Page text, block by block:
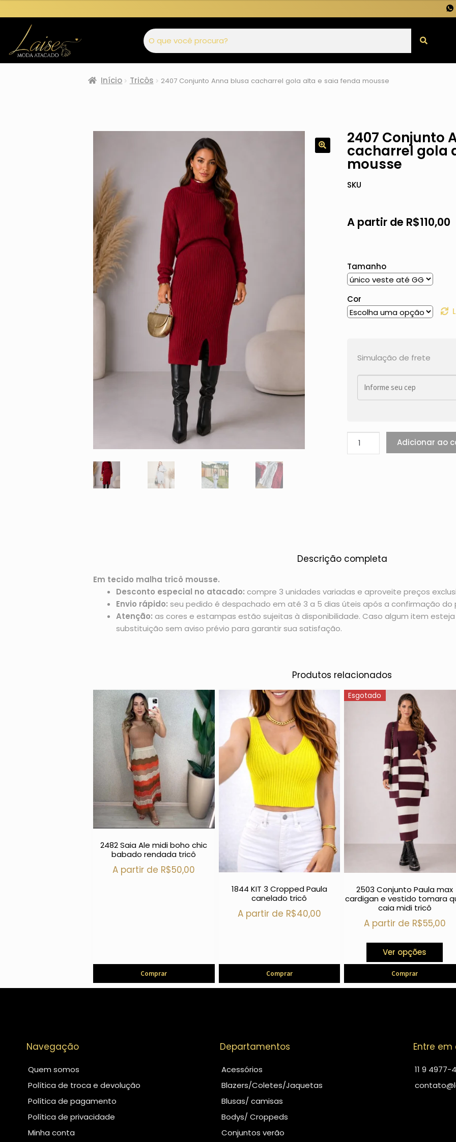
Início Tricôs 2407 Conjunto Anna blusa cacharrel gola alta e saia fenda mousse
2407 Conjunto
cacharrel gola
mousse
SKU
A partir de R$110,00
Tamanho
Cor
Simulação de frete
Adicionar ao
Descrição completa
Em tecido malha tricô mousse.
Desconto especial no atacado: compre 3 unidades variadas e aproveite preços
Envio rápido: seu pedido é despachado em até 3 a 5 dias úteis após a confirmação do
Atenção: as cores e estampas estão sujeitas à disponibilidade. Caso algum item
substituição sem aviso prévio para garantir sua satisfação.
Produtos relacionados
2482 Saia Ale midi boho chic
babado rendada tricô
A partir de R$50,00
Comprar
1844 KIT 3 Cropped Paula
canelado tricô
A partir de R$40,00
Comprar
Esgotado
2503 Conjunto Paula max
cardigan e vestido tomara
caia midi tricô
A partir de R$55,00
Ver opções
Comprar
Navegação
Quem somos
Política de troca e devolução
Política de pagamento
Política de privacidade
Minha conta
Departamentos
Acessórios
Blazers/Coletes/Jaquetas
Blusas/ camisas
Bodys/ Croppeds
Conjuntos verão
Entre
11 9 4977-